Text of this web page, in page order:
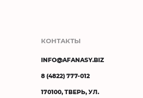
КОНТАКТЫ
INFO@AFANASY.BIZ
8 (4822) 777-012
170100, ТВЕРЬ, УЛ.